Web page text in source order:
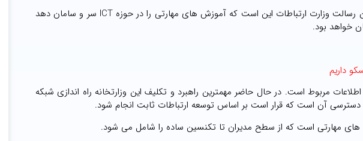
دبیر سندیکای صنعت مخابرات تاکید کرد: بنابراین بزرگترین رسالت وزارت ارتباطات این است که آموزش های مهارتی را در حوزه ICT سر و سامان دهد
خواهد بود.
مربوط است. در حال حاضر مهمترین راهبرد و تکلیف این وزارتخانه راه اندازی شبکه
آن است که قرار است بر اساس توسعه ارتباطات ثابت انجام شود.
های مهارتی است که از سطح مدیران تا تکنسین ساده را شامل می شود.